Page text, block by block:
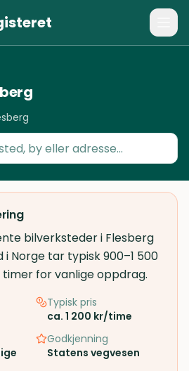
bilverksteder i Flesberg
i Norge tar typisk 900–1 500
for vanlige oppdrag.
Typisk pris
ca. 1 200 kr/time
Godkjenning
Statens vegvesen